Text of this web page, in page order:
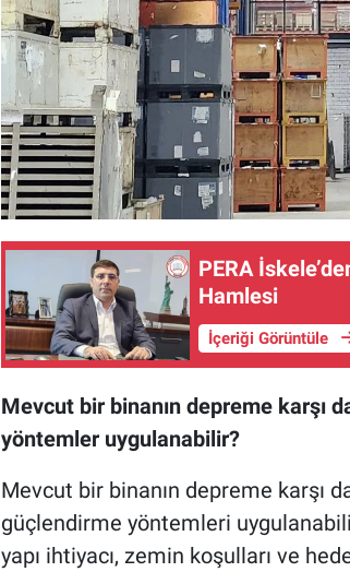
PERA
Hamlesi
İçeriği Görüntüle
Mevcut bir binanın depreme karşı
yöntemler uygulanabilir?
Mevcut bir binanın depreme karşı
güçlendirme yöntemleri
yapı ihtiyacı, zemin koşulları ve